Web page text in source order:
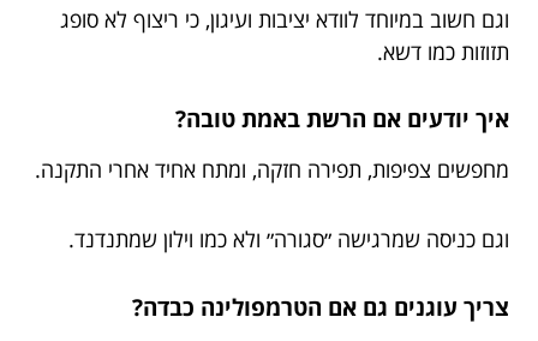
וגם חשוב במיוחד לוודא יציבות ועיגון, כי ריצוף לא סופג
תזוזות כמו דשא.
איך יודעים אם הרשת באמת טובה?
מחפשים צפיפות, תפירה חזקה, ומתח אחיד אחרי התקנה.
וגם כניסה שמרגישה ״סגורה״ ולא כמו וילון שמתנדנד.
צריך עוגנים גם אם הטרמפולינה כבדה?